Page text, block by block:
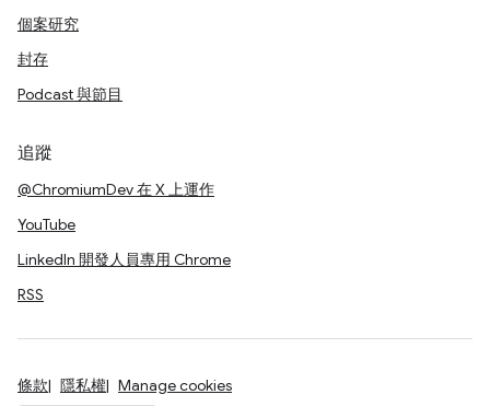
個案研究
封存
Podcast 與節目
追蹤
@ChromiumDev 在 X 上運作
YouTube
LinkedIn 開發人員專用 Chrome
RSS
條款 隱私權 Manage cookies